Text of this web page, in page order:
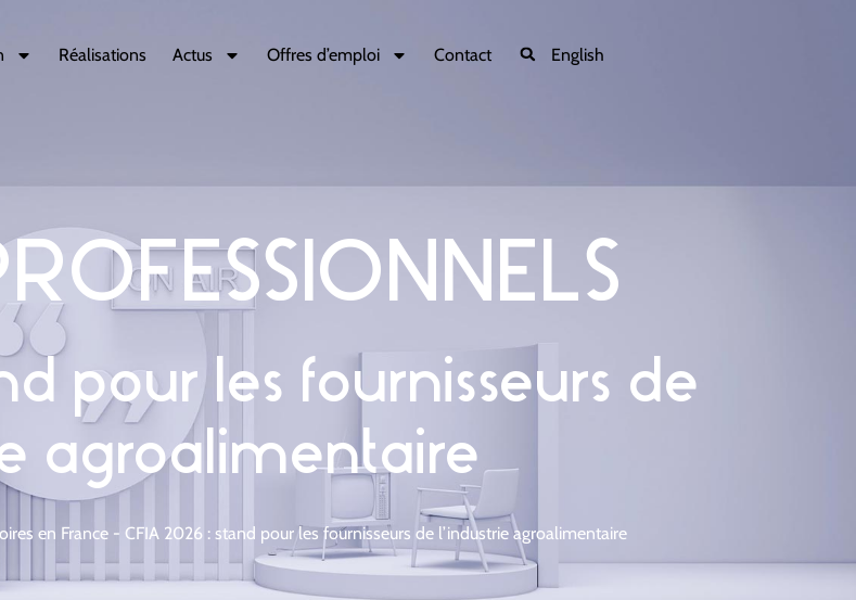
Réalisations Actus Offres d’emploi Contact English
pour les fournisseurs de
agroalimentaire
en France - CFIA 2026 : stand pour les fournisseurs de l’industrie agroalimentaire